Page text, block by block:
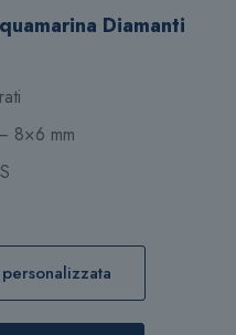
Diamanti
8×6 mm